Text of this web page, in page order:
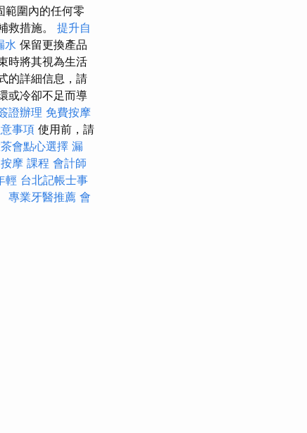
範圍內的任何零
救措施。 提升自
水 保留更換產品
時將其視為生活
的詳細信息，請
或冷卻不足而導
證辦理 免費按摩
事項 使用前，請
會點心選擇 漏
按摩 課程 會計師
輕 台北記帳士事
專業牙醫推薦 會